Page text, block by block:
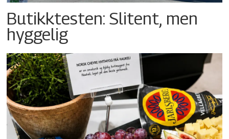
Butikktesten: Slitent, men
hyggelig